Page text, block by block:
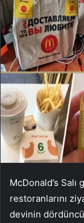
McDonald’s
restoranlarını
devinin dördüncü